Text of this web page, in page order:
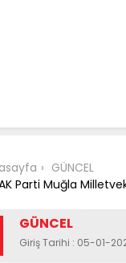
GÜNCEL
Parti Muğla
GÜNCEL
Giriş Tarihi : 05-01-